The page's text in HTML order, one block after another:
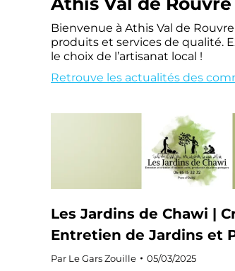
Bienvenue à Athis Val de
produits et services de qualité.
le choix de l’artisanat local !
Retrouve les actualités des
Les Jardins de Chawi |
Entretien de Jardins et
Par Le Gars Zouille 05/03/2025